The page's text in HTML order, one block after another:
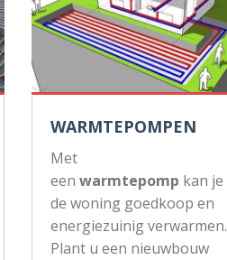
WARMTEPOMPEN
Met
een warmtepomp kan je
de woning goedkoop en
energiezuinig verwarmen.
Plant u een nieuwbouw